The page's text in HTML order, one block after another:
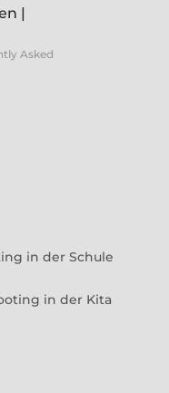
Asked
in der Schule
in der Kita